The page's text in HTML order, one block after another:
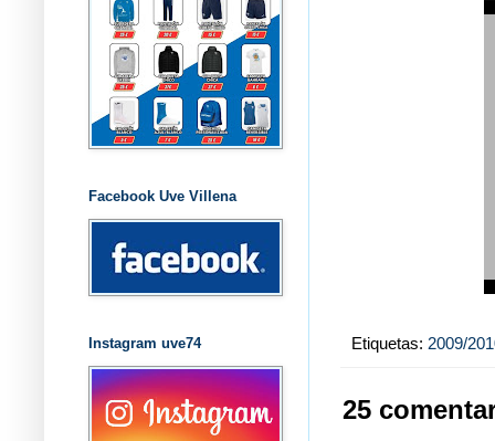
Etiquetas: 2009/
25
Facebook Uve Villena
Instagram uve74